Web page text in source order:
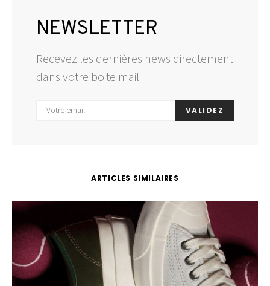
NEWSLETTER
Recevez les dernières news directement
dans votre boite mail
VALIDEZ
ARTICLES SIMILAIRES